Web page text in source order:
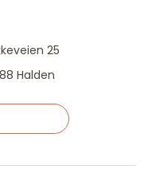
25
Halden